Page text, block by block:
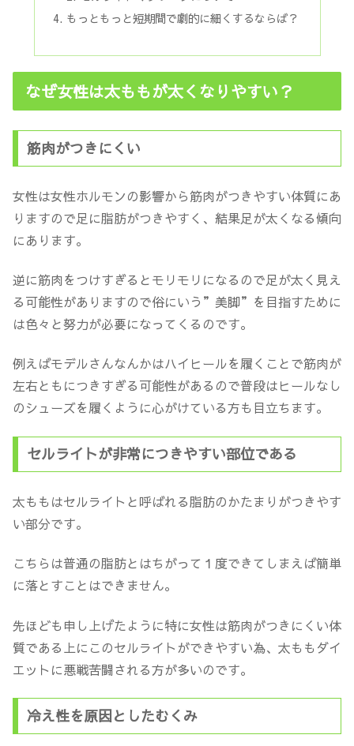
もっともっと短期間で劇的に細くするならば？
なぜ女性は太ももが太くなりやすい？
筋肉がつきにくい
女性は女性ホルモンの影響から筋肉がつきやすい体質にあ
りますので足に脂肪がつきやすく、結果足が太くなる傾向
にあります。
逆に筋肉をつけすぎるとモリモリになるので足が太く見え
る可能性がありますので俗にいう”美脚”を目指すために
は色々と努力が必要になってくるのです。
例えばモデルさんなんかはハイヒールを履くことで筋肉が
左右ともにつきすぎる可能性があるので普段はヒールなし
のシューズを履くように心がけている方も目立ちます。
セルライトが非常につきやすい部位である
太ももはセルライトと呼ばれる脂肪のかたまりがつきやす
い部分です。
こちらは普通の脂肪とはちがって１度できてしまえば簡単
に落とすことはできません。
先ほども申し上げたように特に女性は筋肉がつきにくい体
質である上にこのセルライトができやすい為、太ももダイ
エットに悪戦苦闘される方が多いのです。
冷え性を原因としたむくみ